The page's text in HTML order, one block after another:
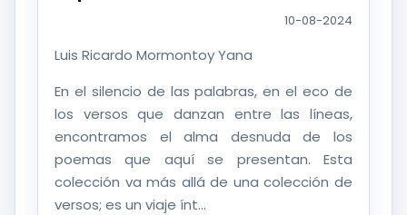
10-08-2024
Luis Ricardo Mormontoy Yana
En el silencio de las palabras, en el eco de
los versos que danzan entre las líneas,
encontramos el alma desnuda de los
poemas que aquí se presentan. Esta
colección va más allá de una colección de
versos; es un viaje ínt...